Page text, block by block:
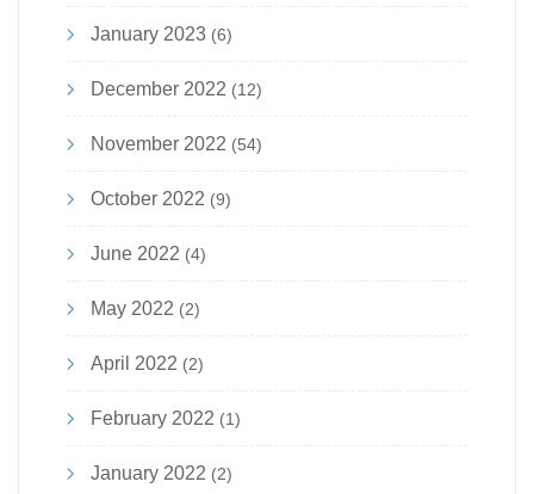
January 2023 (6)
December 2022 (12)
November 2022 (54)
October 2022 (9)
June 2022 (4)
May 2022 (2)
April 2022 (2)
February 2022 (1)
January 2022 (2)